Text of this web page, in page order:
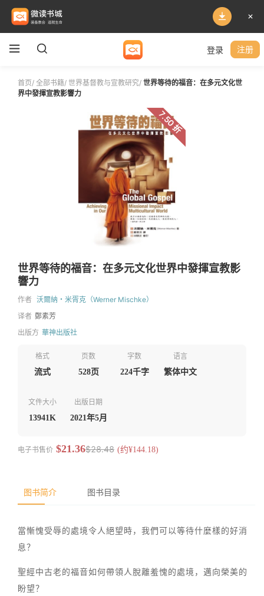
登录 注册
首页/ 全部书籍/ 世界基督教与宣教研究/ 世界等待的福音：在多元文化世
界中發揮宣教影響力
7.50 折
世界等待的福音：在多元文化世界中發揮宣教影
響力
作者 沃爾納・米胥克（Werner Mischke）
译者 鄭素芳
出版方 華神出版社
格式
流式
页数
528页
字数
224千字
语言
繁体中文
文件大小
13941K
出版日期
2021年5月
电子书售价 $21.36$28.48 (约¥144.18)
图书简介 图书目录
當慚愧受辱的處境令人絕望時，我們可以等待什麼樣的好消
息？
聖經中古老的福音如何帶領人脫離羞愧的處境，邁向榮美的
盼望？